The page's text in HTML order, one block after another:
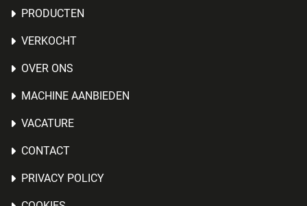
PRODUCTEN
VERKOCHT
OVER ONS
MACHINE AANBIEDEN
VACATURE
CONTACT
PRIVACY POLICY